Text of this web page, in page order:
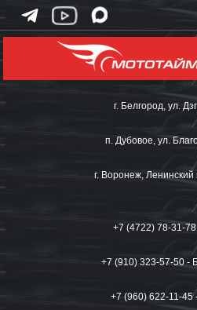
г. Белгород, ул.
п. Дубовое, ул.
г. Воронеж, Ленинский
+7 (4722) 78-31-78
+7 (910) 323-57-50 -
+7 (960) 622-11-45